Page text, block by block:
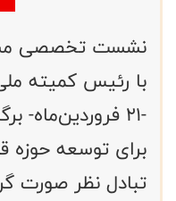
نشست تخصصی
با رئیس کمیته
-21 فروردین‌ماه-
برای توسعه حوزه
تبادل نظر صورت